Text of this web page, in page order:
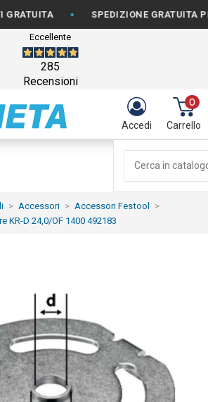
• SPEDIZIONE GRATUITA PER
Eccellente
285
Recensioni
Accedi
0
Carrello
Accessori
Accessori Festool
KR-D 24,0/OF 1400 492183